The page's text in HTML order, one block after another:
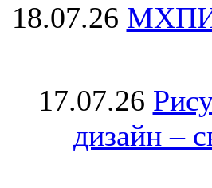
18.07.26 МХПИ
17.07.26
дизайн –